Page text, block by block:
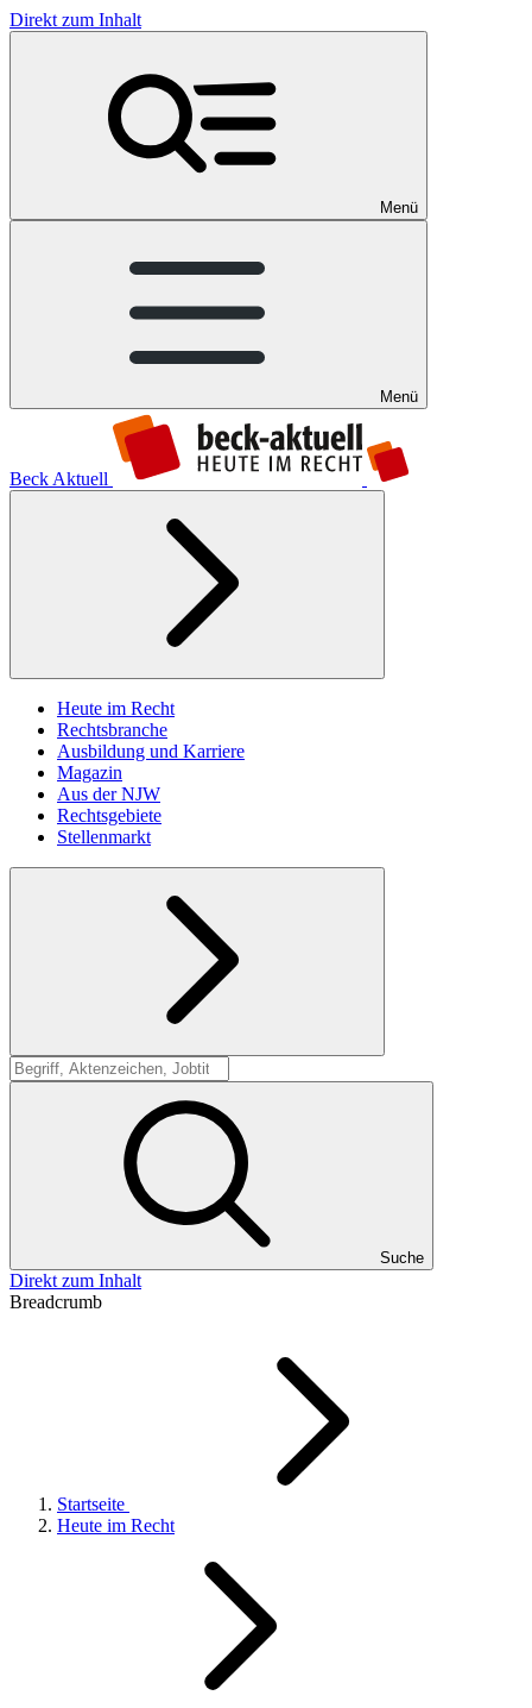
Direkt zum Inhalt
Menü
Menü
Beck Aktuell
Heute im Recht
Rechtsbranche
Ausbildung und Karriere
Magazin
Aus der NJW
Rechtsgebiete
Stellenmarkt
Suche
Suche
Direkt zum Inhalt
Breadcrumb
Startseite
Heute im Recht